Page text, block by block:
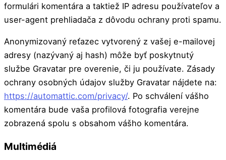
formulári komentára a taktiež IP adresu používateľov a
user-agent prehliadača z dôvodu ochrany proti spamu.
Anonymizovaný reťazec vytvorený z vašej e-mailovej
adresy (nazývaný aj hash) môže byť poskytnutý
službe Gravatar pre overenie, či ju používate. Zásady
ochrany osobných údajov služby Gravatar nájdete na:
https://automattic.com/privacy/. Po schválení vášho
komentára bude vaša profilová fotografia verejne
zobrazená spolu s obsahom vášho komentára.
Multimédiá